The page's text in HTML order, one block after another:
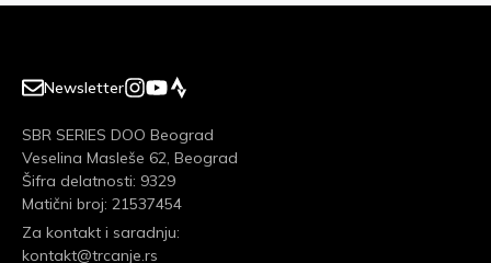
Newsletter
SBR SERIES DOO Beograd
Veselina Masleše 62, Beograd
Šifra delatnosti: 9329
Matični broj: 21537454
Za kontakt i saradnju:
kontakt@trcanje.rs